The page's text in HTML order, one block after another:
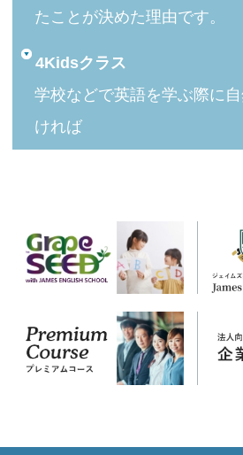
たことが決めた理由です。
4Kidsクラス
学校などで英語を学ぶ際に
ければ